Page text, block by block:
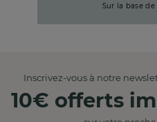
Sur la base de
Inscrivez-vous à notre
10€ offerts